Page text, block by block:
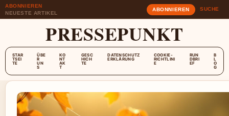
ABONNIEREN
NEUESTE ARTIKEL
ABONNIEREN SUCHE
PRESSEPUNKT
STAR
TSEI
TE
ÜBE
R
UN
S
KO
NT
AK
T
GESC
HICH
TE
DATENSCHUTZ
ERKLÄRUNG
COOKIE-
RICHTLINI
E
RUN
DBRI
EF
B
L
O
G